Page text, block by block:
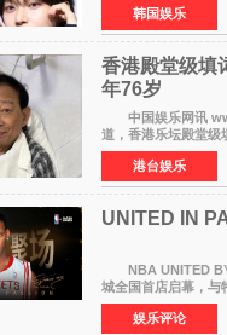
近也被选为某在线
人，两人将作
韩国娱乐
香港殿堂级填
年76岁​
中国娱乐网讯
道，香港乐坛殿堂级
月5日上午因病离世
露，黎彼得今年3月
持续衰退，最
港台娱乐
UNITED IN
NBA UNITED BY
城全国首店启幕，与
爱 2026 年7 月21
娱乐评论